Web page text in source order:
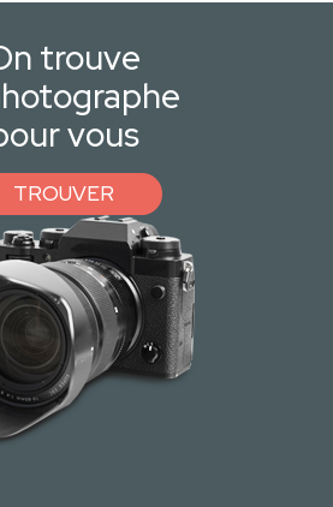
trouve
vous
TROUVER